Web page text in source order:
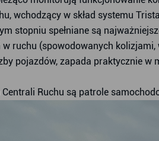
wchodzący w skład systemu
stopniu spełniane są
w ruchu (spowodowanych
pojazdów, zapada praktycznie w
Centrali Ruchu są patrole